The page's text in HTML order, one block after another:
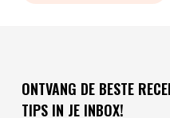
ONTVANG DE BESTE
TIPS IN JE INBOX!